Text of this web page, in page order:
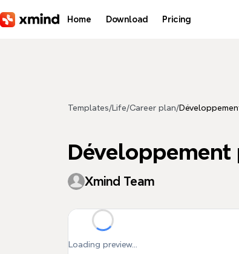
Home Download Pricing
Templates/ Life/Career plan/
Xmind Team
Loading preview...